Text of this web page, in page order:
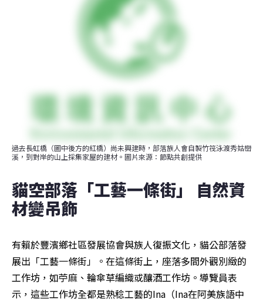
過去長虹橋（圖中後方的紅橋）尚未興建時，部落族人會自製竹筏泳渡秀姑巒
溪，到對岸的山上採集家屋的建材。圖片來源：節點共創提供
貓空部落「工藝一條街」 自然資
材變吊飾
有賴於豐濱鄉社區發展協會與族人復振文化，貓公部落發
展出「工藝一條街」。在這條街上，座落多間外觀別緻的
工作坊，如苧麻、輪傘草編織或釀酒工作坊。導覽員表
示，這些工作坊全都是熟稔工藝的Ina（Ina在阿美族語中